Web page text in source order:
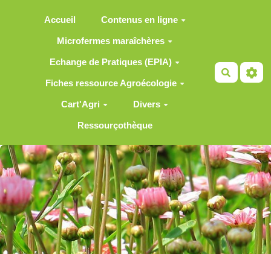
Accueil Contenus en ligne
Microfermes maraîchères
Echange de Pratiques (EPIA)
Fiches ressource Agroécologie
Cart'Agri Divers
Ressourçothèque